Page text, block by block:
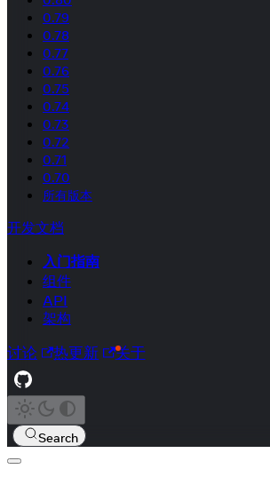
0.79
0.78
0.77
0.76
0.75
0.74
0.73
0.72
0.71
0.70
所有版本
开发文档
入门指南
组件
API
架构
讨论 热更新 关于
Search